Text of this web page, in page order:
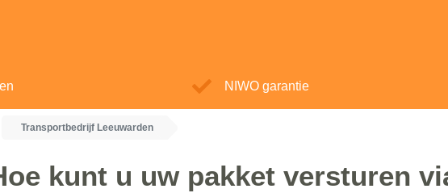
NIWO garantie
Transportbedrijf Leeuwarden
kunt u uw pakket versturen